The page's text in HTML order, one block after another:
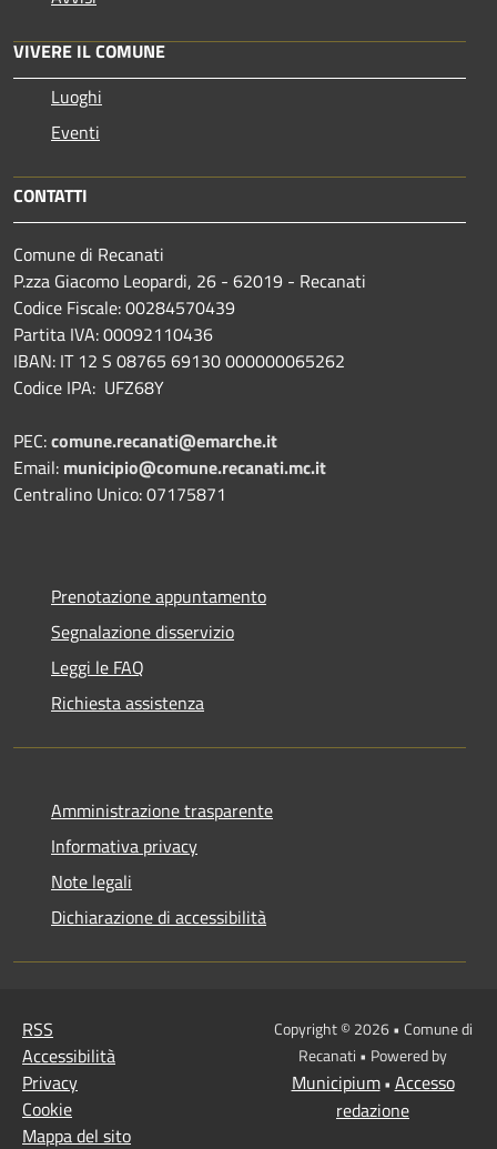
VIVERE IL COMUNE
Luoghi
Eventi
CONTATTI
Comune di Recanati
P.zza Giacomo Leopardi, 26 - 62019 - Recanati
Codice Fiscale: 00284570439
Partita IVA: 00092110436
IBAN: IT 12 S 08765 69130 000000065262
Codice IPA: UFZ68Y
PEC:comune.recanati@emarche.it
Email: municipio@comune.recanati.mc.it
Centralino Unico: 07175871
Prenotazione appuntamento
Segnalazione disservizio
Leggi le FAQ
Richiesta assistenza
Amministrazione trasparente
Informativa privacy
Note legali
Dichiarazione di accessibilità
RSS
Accessibilità
Privacy
Cookie
Mappa del sito
Copyright © 2026 • Comune di
Recanati • Powered by
Municipium• Accesso
redazione